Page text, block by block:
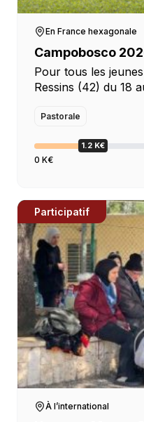
En France hexagonale
Campobosco
Pour tous les
Ressins (42) du 18
l’initiative des
Pastorale
1.2 K€
0 K€
Participatif
À l’international